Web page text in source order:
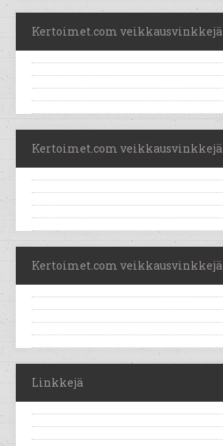
Kertoimet.com veikkausvinkkejä
Kertoimet.com veikkausvinkkejä
Kertoimet.com veikkausvinkkejä
Linkkejä